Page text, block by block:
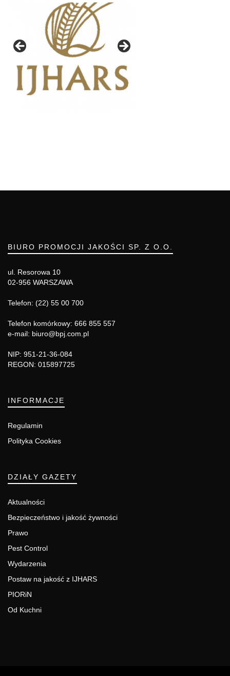
BIURO PROMOCJI JAKOŚCI SP. Z O.O.
ul. Resorowa 10
02-956 WARSZAWA
Telefon: (22) 55 00 700
Telefon komórkowy: 666 855 557
e-mail: biuro@bpj.com.pl
NIP: 951-21-36-084
REGON: 015897725
INFORMACJE
Regulamin
Polityka Cookies
DZIAŁY GAZETY
Aktualności
Bezpieczeństwo i jakość żywności
Prawo
Pest Control
Wydarzenia
Postaw na jakość z IJHARS
PIORiN
Od Kuchni